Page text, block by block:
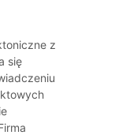
z
się